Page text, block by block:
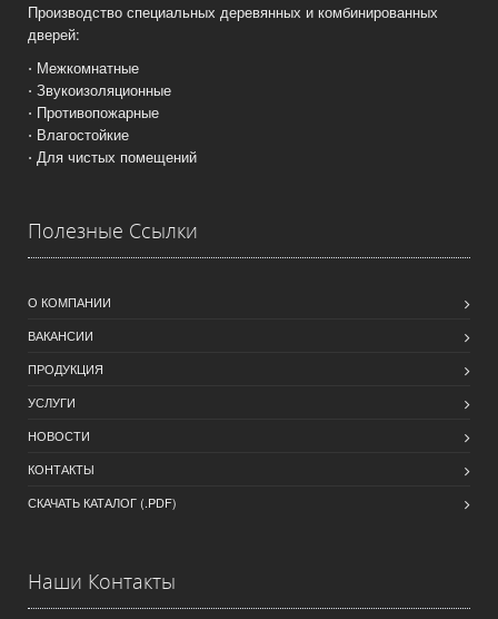
Производство специальных деревянных и комбинированных
дверей:
⋅ Межкомнатные
⋅ Звукоизоляционные
⋅ Противопожарные
⋅ Влагостойкие
⋅ Для чистых помещений
Полезные Ссылки
О КОМПАНИИ
ВАКАНСИИ
ПРОДУКЦИЯ
УСЛУГИ
НОВОСТИ
КОНТАКТЫ
СКАЧАТЬ КАТАЛОГ (.PDF)
Наши Контакты